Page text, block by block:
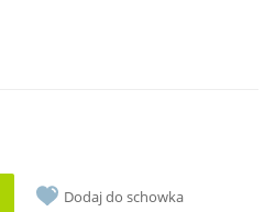
Dodaj do schowka